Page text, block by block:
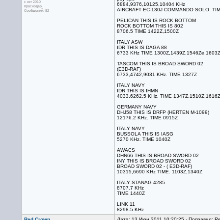
с окт 2010
Краснодар
Сообщений: 82
6884,9376,10125,10404 KHz
AIRCRAFT EC-130J COMMANDO SOLO.
PELICAN THIS IS ROCK BOTTOM
ROCK BOTTOM THIS IS 802
8706.5 TIME 1422Z,1500Z
ITALY ASW
IDR THIS IS DAGA 88
6733 KHz TIME 1300Z,1439Z,1546Ze,1603Z
TASCOM THIS IS BROAD SWORD 02
(E3D-RAF)
6733,4742,9031 KHz. TIME 1327Z
ITALY NAVY
IDR THIS IS IHMN
4033,6262.5 KHz. TIME 1347Z,1510Z,1616Z
GERMANY NAVY
DHJ58 THIS IS DRFP (HERTEN M-1099)
12176.2 KHz. TIME 0915Z
ITALY NAVY
BUSSOLA THIS IS IASG
5270 KHz. TIME 1040Z
AWACS
DHN66 THIS IS BROAD SWORD 02
INY THIS IS BROAD SWORD 02
BROAD SWORD 02 - ( E3D-RAF)
10315,6690 KHz TIME. 1103Z,1340Z
ITALY STANAG 4285
8707.7 KHz
TIME 1440Z
LINK 11
8298.5 KHz